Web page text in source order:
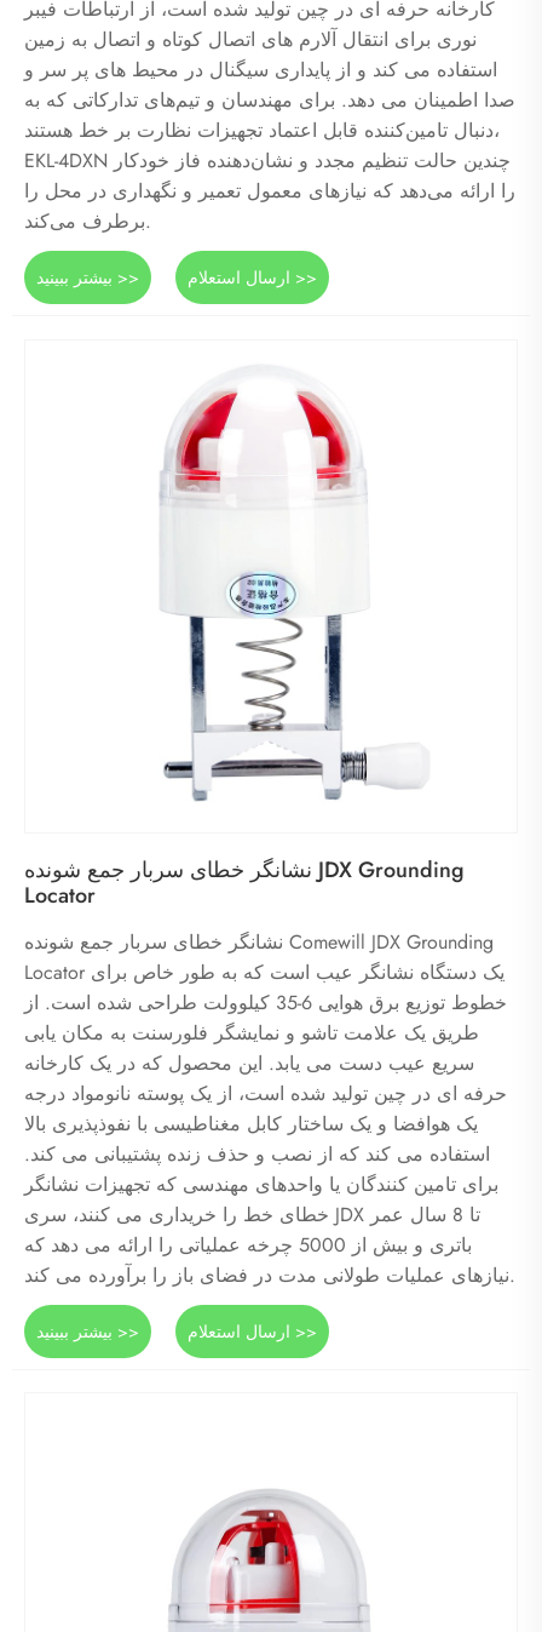
کارخانه حرفه ای در چین تولید شده است، از ارتباطات فیبر
نوری برای انتقال آلارم های اتصال کوتاه و اتصال به زمین
استفاده می کند و از پایداری سیگنال در محیط های پر سر و
صدا اطمینان می دهد. برای مهندسان و تیم‌های تدارکاتی که به
دنبال تامین‌کننده قابل اعتماد تجهیزات نظارت بر خط هستند،
EKL-4DXN چندین حالت تنظیم مجدد و نشان‌دهنده فاز خودکار
را ارائه می‌دهد که نیازهای معمول تعمیر و نگهداری در محل را
برطرف می‌کند.
بیشتر ببینید >> ارسال استعلام >>
نشانگر خطای سربار جمع شونده JDX Grounding
Locator
نشانگر خطای سربار جمع شونده Comewill JDX Grounding
Locator یک دستگاه نشانگر عیب است که به طور خاص برای
خطوط توزیع برق هوایی 6-35 کیلوولت طراحی شده است. از
طریق یک علامت تاشو و نمایشگر فلورسنت به مکان یابی
سریع عیب دست می یابد. این محصول که در یک کارخانه
حرفه ای در چین تولید شده است، از یک پوسته نانومواد درجه
یک هوافضا و یک ساختار کابل مغناطیسی با نفوذپذیری بالا
استفاده می کند که از نصب و حذف زنده پشتیبانی می کند.
برای تامین کنندگان یا واحدهای مهندسی که تجهیزات نشانگر
خطای خط را خریداری می کنند، سری JDX تا 8 سال عمر
باتری و بیش از 5000 چرخه عملیاتی را ارائه می دهد که
نیازهای عملیات طولانی مدت در فضای باز را برآورده می کند.
بیشتر ببینید >> ارسال استعلام >>